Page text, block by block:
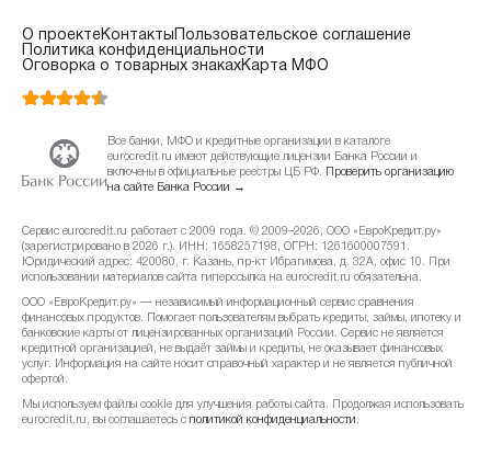
О проектеКонтакты Пользовательское соглашение
Политика конфиденциальности
Оговорка о товарных знакахКарта МФО
Все банки, МФО и кредитные организации в каталоге
eurocredit.ru имеют действующие лицензии Банка России и
включены в официальные реестры ЦБ РФ.
Проверить организацию
на сайте Банка России →
Сервис eurocredit.ru работает с 2009 года. © 2009–2026, ООО «ЕвроКредит.ру»
(зарегистрировано в 2026 г.). ИНН: 1658257198, ОГРН: 1261600007591.
Юридический адрес: 420080, г. Казань, пр-кт Ибрагимова, д. 32А, офис 10. При
использовании материалов сайта гиперссылка на eurocredit.ru обязательна.
ООО «ЕвроКредит.ру» — независимый информационный сервис сравнения
финансовых продуктов. Помогает пользователям выбрать кредиты, займы, ипотеку и
банковские карты от лицензированных организаций России. Сервис не является
кредитной организацией, не выдаёт займы и кредиты, не оказывает финансовых
услуг. Информация на сайте носит справочный характер и не является публичной
офертой.
Мы используем файлы cookie для улучшения работы сайта. Продолжая использовать
eurocredit.ru, вы соглашаетесь с политикой конфиденциальности